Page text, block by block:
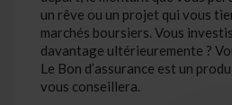
un rêve ou un projet qui vous
marchés boursiers. Vous
davantage ultérieuremente ?
Le Bon d’assurance est un
vous conseillera.